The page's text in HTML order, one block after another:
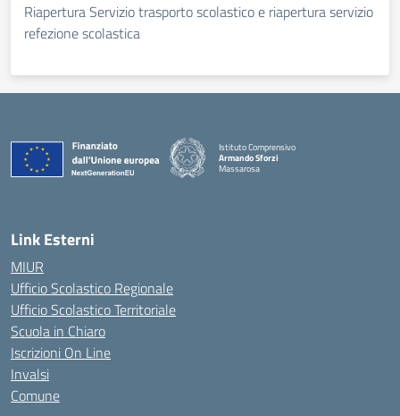
Riapertura Servizio trasporto scolastico e riapertura servizio
refezione scolastica
Istituto Comprensivo
Armando Sforzi
Massarosa
Link Esterni
MIUR
Ufficio Scolastico Regionale
Ufficio Scolastico Territoriale
Scuola in Chiaro
Iscrizioni On Line
Invalsi
Comune